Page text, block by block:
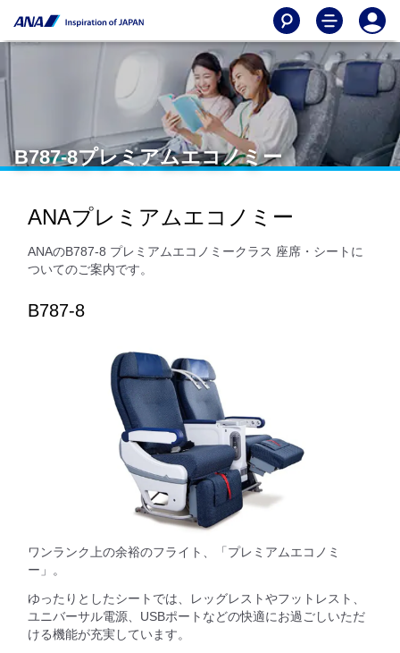
B787-8プレミアムエコノミー
ANAプレミアムエコノミー
ANAのB787-8 プレミアムエコノミークラス 座席・シートに
ついてのご案内です。
B787-8
ワンランク上の余裕のフライト、「プレミアムエコノミ
ー」。
ゆったりとしたシートでは、レッグレストやフットレスト、
ユニバーサル電源、USBポートなどの快適にお過ごしいただ
ける機能が充実しています。